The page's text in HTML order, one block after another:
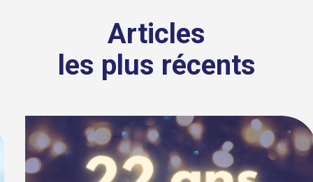
Articles
les plus récents